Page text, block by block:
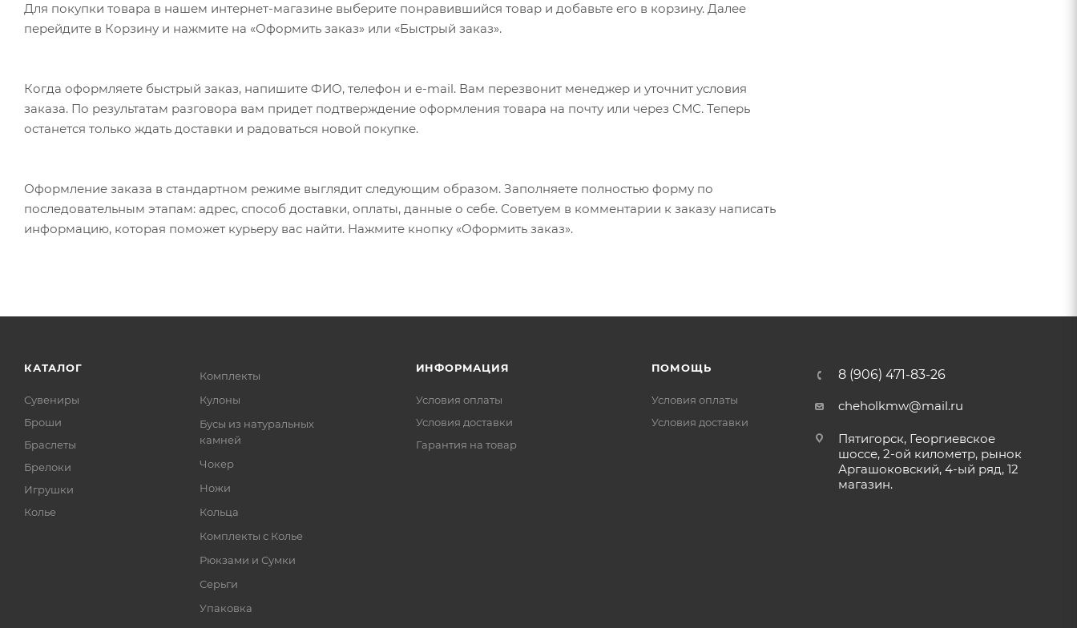
Для покупки товара в нашем интернет-магазине выберите понравившийся товар и добавьте его в корзину. Далее
перейдите в Корзину и нажмите на «Оформить заказ» или «Быстрый заказ».
Когда оформляете быстрый заказ, напишите ФИО, телефон и e-mail. Вам перезвонит менеджер и уточнит условия
заказа. По результатам разговора вам придет подтверждение оформления товара на почту или через СМС. Теперь
останется только ждать доставки и радоваться новой покупке.
Оформление заказа в стандартном режиме выглядит следующим образом. Заполняете полностью форму по
последовательным этапам: адрес, способ доставки, оплаты, данные о себе. Советуем в комментарии к заказу написать
информацию, которая поможет курьеру вас найти. Нажмите кнопку «Оформить заказ».
КАТАЛОГ
Сувениры
Броши
Браслеты
Брелоки
Игрушки
Колье
Комплекты
Кулоны
Бусы из натуральных
камней
Чокер
Ножи
Кольца
Комплекты с Колье
Рюкзами и Сумки
Серьги
Упаковка
ИНФОРМАЦИЯ
Условия оплаты
Условия доставки
Гарантия на товар
ПОМОЩЬ
Условия оплаты
Условия доставки
8 (906) 471-83-26
cheholkmw@mail.ru
Пятигорск, Георгиевское
шоссе, 2-ой километр, рынок
Аргашоковский, 4-ый ряд, 12
магазин.